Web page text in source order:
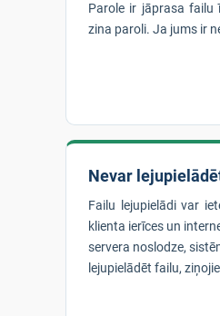
Parole ir jāprasa failu
zina paroli. Ja jums ir
Nevar
Failu lejupielādi var
klienta ierīces un
servera noslodze,
lejupielādēt failu,